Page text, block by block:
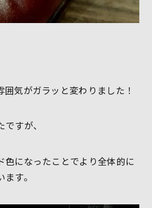
気がガラッと変わりました！
すが、
色になったことでより全体的に
す。